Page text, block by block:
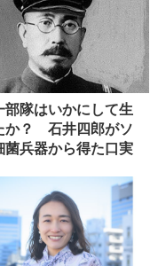
部隊はいかにして生
か？ 石井四郎がソ
菌兵器から得た口実